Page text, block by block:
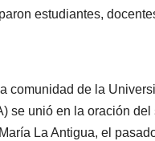
estudiantes,
comunidad de la
se unió en la oración del
La Antigua, el